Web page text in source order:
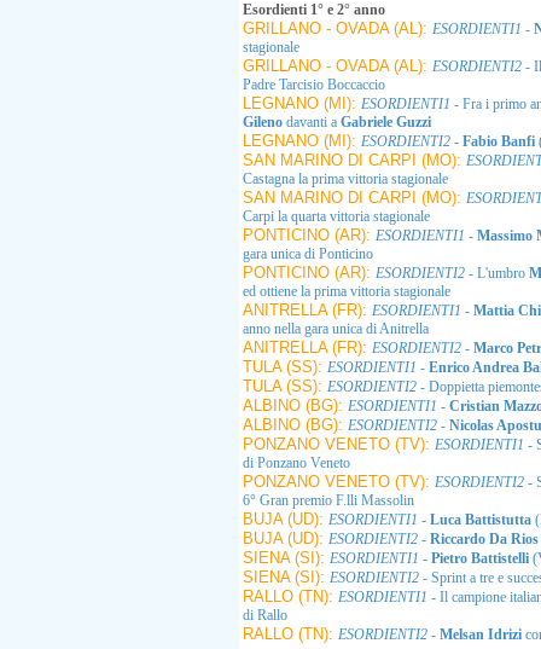
Esordienti 1° e 2° anno
GRILLANO - OVADA (AL): ESORDIENTI1 -
stagionale
GRILLANO - OVADA (AL): ESORDIENTI2 -
Padre Tarcisio Boccaccio
LEGNANO (MI): ESORDIENTI1 - Fra i primo
Gileno davanti a Gabriele Guzzi
LEGNANO (MI): ESORDIENTI2 - Fabio Banfi
SAN MARINO DI CARPI (MO):
Castagna la prima vittoria stagionale
SAN MARINO DI CARPI (MO):
Carpi la quarta vittoria stagionale
PONTICINO (AR): ESORDIENTI1 - Massimo
gara unica di Ponticino
PONTICINO (AR): ESORDIENTI2 - L'umbro
ed ottiene la prima vittoria stagionale
ANITRELLA (FR): ESORDIENTI1 - Mattia
anno nella gara unica di Anitrella
ANITRELLA (FR): ESORDIENTI2 - Marco
TULA (SS): ESORDIENTI1 - Enrico Andrea
TULA (SS): ESORDIENTI2 - Doppietta
ALBINO (BG): ESORDIENTI1 - Cristian
ALBINO (BG): ESORDIENTI2 - Nicolas
PONZANO VENETO (TV): ESORDIENTI1 -
di Ponzano Veneto
PONZANO VENETO (TV): ESORDIENTI2 -
6° Gran premio F.lli Massolin
BUJA (UD): ESORDIENTI1 - Luca Battistutta
BUJA (UD): ESORDIENTI2 - Riccardo Da Rios
SIENA (SI): ESORDIENTI1 - Pietro Battistelli
SIENA (SI): ESORDIENTI2 - Sprint a tre e
RALLO (TN): ESORDIENTI1 - Il campione
di Rallo
RALLO (TN): ESORDIENTI2 - Melsan Idrizi